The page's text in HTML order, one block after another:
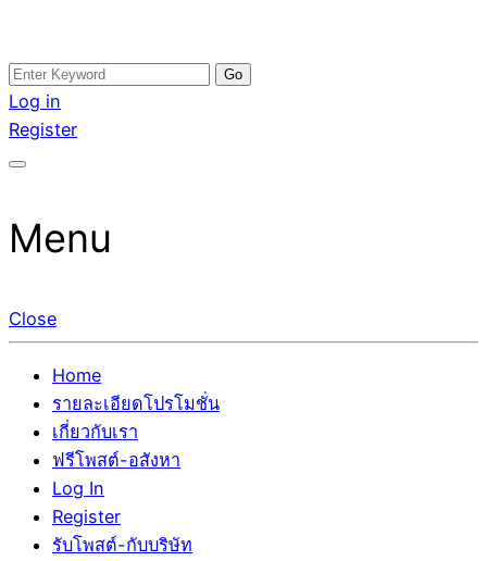
Skip
to
content
อสังหาโพสต์ รีวิวเยอะ รับจ้างโพสต์ขายบ้าน รับจ้างโพสต์อสัง
หา แตกต่างอย่างตั้งใจ รับรองผล อันดับ1 การโพสต์ขายอสังหา
กับทีมงานบริษัท บ้าน ที่ดิน คอนโด ติดGoogleหน้าแรกได้จริงๆ
รับจ้างโพสอสังหา ขายบ้าน อสังหาโพสต์ เชื่อถือได้จริง รับ
โพสต์ ที่ดิน กับทีมงานบริษัท ถูกและดีที่สุด ไม่มีค่านายหน้า
ขายได้จริงๆ ช่วยสร้างโอกาสในการขายได้มากกว่า ที่เดียว ที่
Search
for:
Log in
Register
Menu
Close
Home
รายละเอียดโปรโมชั่น
เกี่ยวกับเรา
ฟรีโพสต์-อสังหา
Log In
Register
รับโพสต์-กับบริษัท